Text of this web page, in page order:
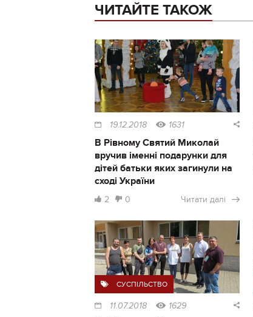
ЧИТАЙТЕ ТАКОЖ
19.12.2018 1631
В Рівному Святий Миколай
вручив іменні подарунки для
дітей батьки яких загинули на
сході України
2 0 Читати далі
СУСПІЛЬСТВО
11.07.2018 1629